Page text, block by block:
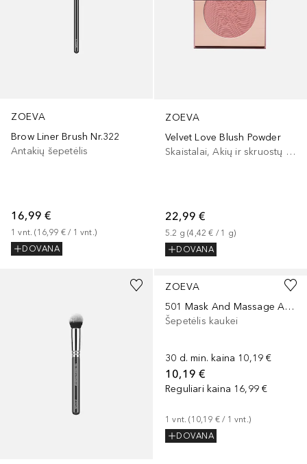
ZOEVA
Brow Liner Brush Nr.322
Antakių šepetėlis
16,99 €
1 vnt. (16,99 € / 1 vnt.)
DOVANA
ZOEVA
Velvet Love Blush Powder
Skaistalai, Akių ir skruostų dažai, Lūpų ir skruostų dažai
22,99 €
5.2 g (4,42 € / 1 g)
DOVANA
ZOEVA
501 Mask And Massage Applicator
Šepetėlis kaukei
30 d. min. kaina 10,19 €
10,19 €
Reguliari kaina 16,99 €
1 vnt. (10,19 € / 1 vnt. )
DOVANA